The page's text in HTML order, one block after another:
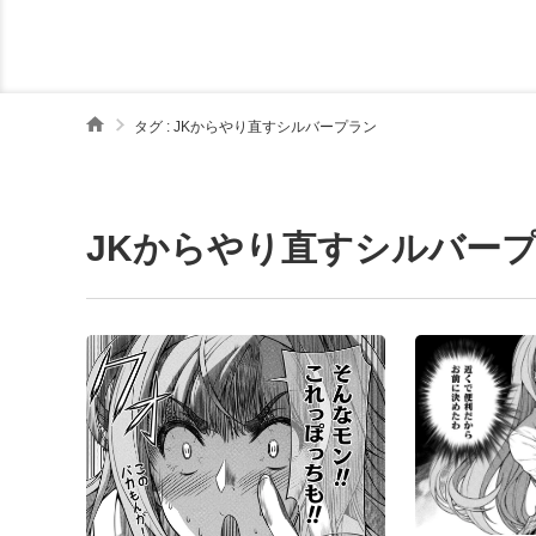
タグ : JKからやり直すシルバープラン
JKからやり直すシルバー